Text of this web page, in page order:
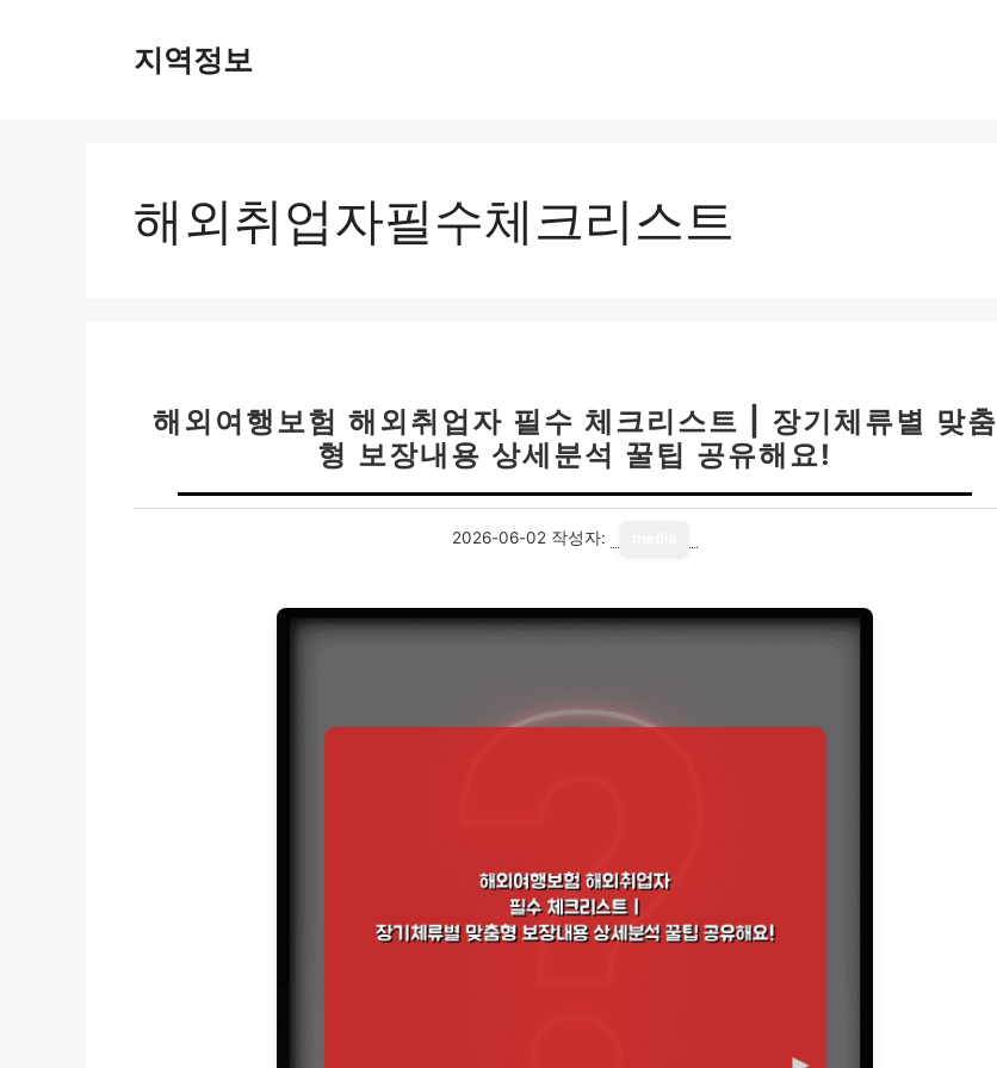
지역정보
해외취업자필수체크리스트
해외여행보험 해외취업자 필수 체크리스트 | 장기체류별 맞춤
형 보장내용 상세분석 꿀팁 공유해요!
2026-06-02 작성자: